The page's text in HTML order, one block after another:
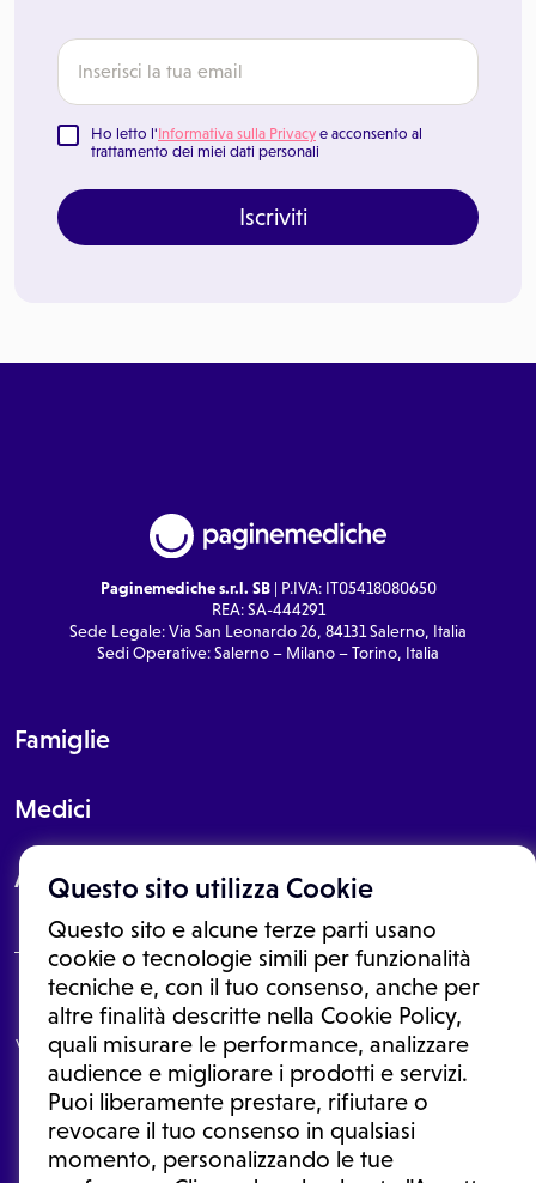
Questo sito utilizza Cookie
Questo sito e alcune terze parti usano
cookie o tecnologie simili per funzionalità
tecniche e, con il tuo consenso, anche per
altre finalità descritte nella Cookie Policy,
quali misurare le performance, analizzare
audience e migliorare i prodotti e servizi.
Puoi liberamente prestare, rifiutare o
revocare il tuo consenso in qualsiasi
momento, personalizzando le tue
Ho letto l'Informativa sulla Privacy e acconsento al
trattamento dei miei dati personali
Iscriviti
Paginemediche s.r.l. SB| P.IVA: IT05418080650
REA: SA-444291
Sede Legale: Via San Leonardo 26, 84131 Salerno, Italia
Sedi Operative: Salerno – Milano – Torino, Italia
Famiglie
Medici
About
Le informazioni proposte in questo sito non sono un consulto medico.
In nessun caso, queste informazioni sostituiscono un consulto, una
visita o una diagnosi formulata dal medico. Non si devono considerare
le informazioni disponibili come suggerimenti per la formulazione di
una diagnosi, la determinazione di un trattamento o l'assunzione o
sospensione di un farmaco senza prima consultare un medico di
medicina generale o uno specialista.
Condizioni di utilizzo|Privacy Policy |Gestione cookie